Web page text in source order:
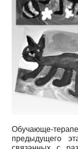
Обучающе-
предыдущего